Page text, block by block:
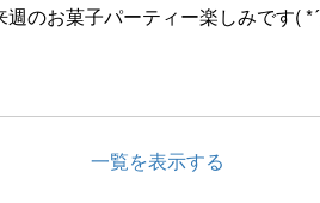
週のお菓子パーティー楽しみです(
一覧を表示する